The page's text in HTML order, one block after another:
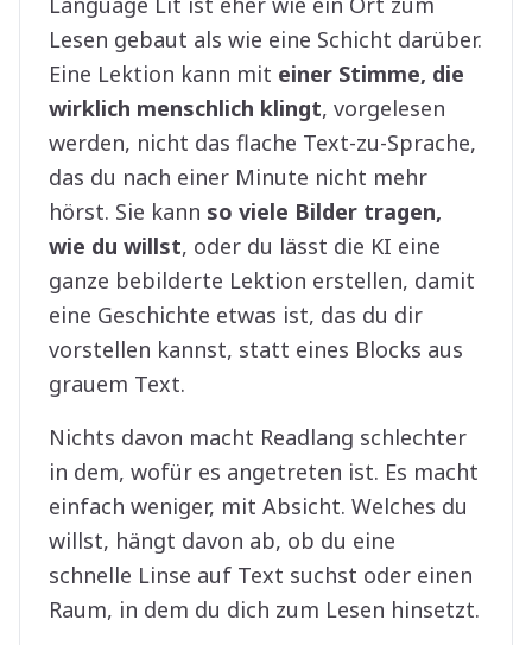
Lesen gebaut als wie eine Schicht darüber.
Eine Lektion kann mit einer Stimme, die
wirklich menschlich klingt, vorgelesen
werden, nicht das flache Text-zu-Sprache,
das du nach einer Minute nicht mehr
hörst. Sie kann so viele Bilder tragen,
wie du willst, oder du lässt die KI eine
ganze bebilderte Lektion erstellen, damit
eine Geschichte etwas ist, das du dir
vorstellen kannst, statt eines Blocks aus
grauem Text.
Nichts davon macht Readlang schlechter
in dem, wofür es angetreten ist. Es macht
einfach weniger, mit Absicht. Welches du
willst, hängt davon ab, ob du eine
schnelle Linse auf Text suchst oder einen
Raum, in dem du dich zum Lesen hinsetzt.